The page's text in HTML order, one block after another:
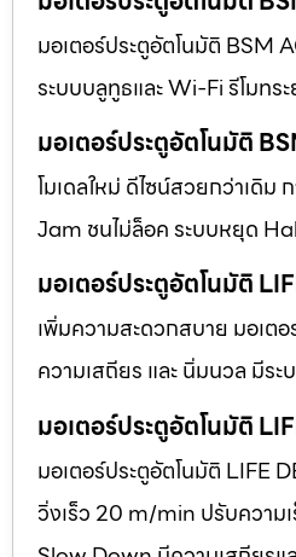
มอเตอร์ประตูอัตโนมัติ BSM
ระบบบลูทูธและ Wi-Fi รีโมทร
มอเตอร์ประตูอัตโนมัติ
โมเดลใหม่ ดีไซน์สวยกว่าเดิ
Jam ชนไม่ล็อค ระบบหยุด
มอเตอร์ประตูอัตโนมัติ
เพิ่มความสะดวกสบาย มอเต
ความเสถียร และ นิ่มนวล มีระ
มอเตอร์ประตูอัตโนมัติ
มอเตอร์ประตูอัตโนมัติ LIFE
วิ่งเร็ว 20 m/min ปรับความ